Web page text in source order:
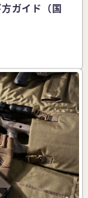
ガイド（国